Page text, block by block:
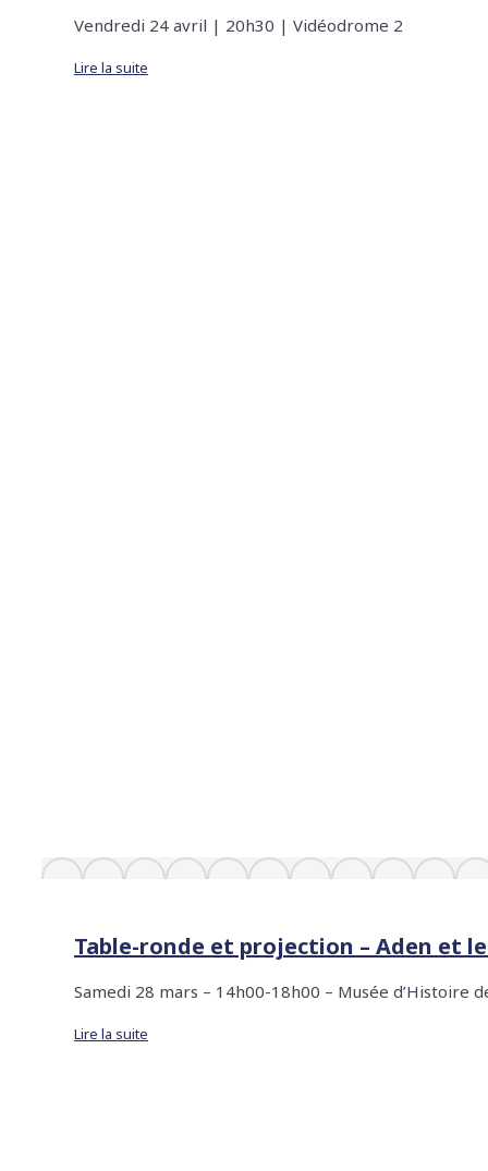
Vendredi 24 avril | 20h30 | Vidéodrome 2
Lire la suite
Table-ronde et projection – Aden et
Samedi 28 mars – 14h00-18h00 – Musée d’Histoire
Lire la suite